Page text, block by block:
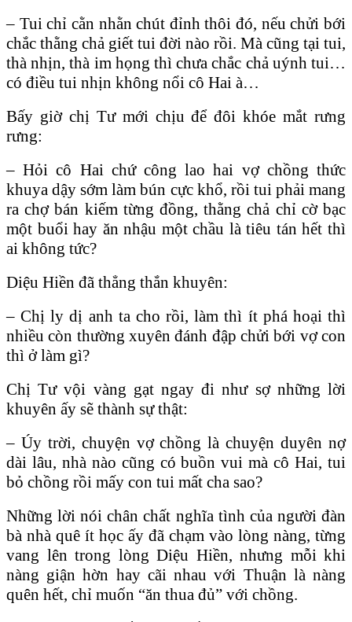
– Tui chỉ cằn nhằn chút đỉnh thôi đó, nếu chửi bới
chắc thằng chả giết tui đời nào rồi. Mà cũng tại tui,
thà nhịn, thà im họng thì chưa chắc chả uýnh tui…
có điều tui nhịn không nổi cô Hai à…
Bấy giờ chị Tư mới chịu để đôi khóe mắt rưng
rưng:
– Hỏi cô Hai chứ công lao hai vợ chồng thức
khuya dậy sớm làm bún cực khổ, rồi tui phải mang
ra chợ bán kiếm từng đồng, thằng chả chỉ cờ bạc
một buổi hay ăn nhậu một chầu là tiêu tán hết thì
ai không tức?
Diệu Hiền đã thẳng thắn khuyên:
– Chị ly dị anh ta cho rồi, làm thì ít phá hoại thì
nhiều còn thường xuyên đánh đập chửi bới vợ con
thì ở làm gì?
Chị Tư vội vàng gạt ngay đi như sợ những lời
khuyên ấy sẽ thành sự thật:
– Úy trời, chuyện vợ chồng là chuyện duyên nợ
dài lâu, nhà nào cũng có buồn vui mà cô Hai, tui
bỏ chồng rồi mấy con tui mất cha sao?
Những lời nói chân chất nghĩa tình của người đàn
bà nhà quê ít học ấy đã chạm vào lòng nàng, từng
vang lên trong lòng Diệu Hiền, nhưng mỗi khi
nàng giận hờn hay cãi nhau với Thuận là nàng
quên hết, chỉ muốn “ăn thua đủ” với chồng.